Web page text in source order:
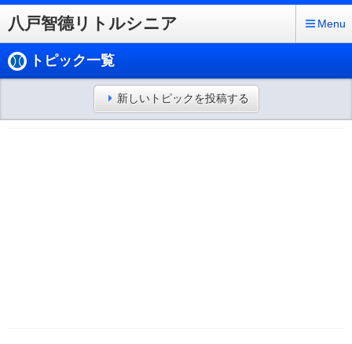
八戸智德リトルシニア Menu
トピック一覧
新しいトピックを投稿する